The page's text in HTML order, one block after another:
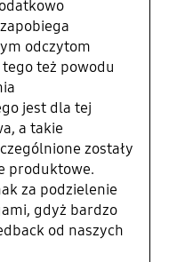
odczytom
też powodu
jest dla tej
a takie
zostały
produktowe.
za podzielenie
gdyż bardzo
od naszych